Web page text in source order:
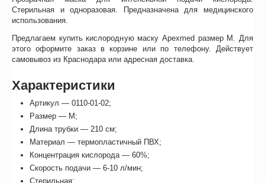
Стерильная и одноразовая. Предназначена для медицинского
использования.
Предлагаем купить кислородную маску Apexmed размер M. Для
этого оформите заказ в корзине или по телефону. Действует
самовывоз из Краснодара или адресная доставка.
Характеристики
Артикул — 0110-01-02;
Размер — M;
Длина трубки — 210 см;
Материал — термопластичный ПВХ;
Концентрация кислорода — 60%;
Скорость подачи — 6-10 л/мин;
Стерильная;